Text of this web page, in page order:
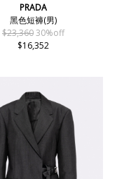
PRADA
黑色短褲(男)
$23,36030%off
$16,352